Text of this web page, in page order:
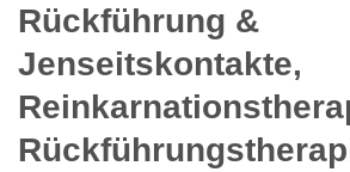
Rückführung &
Jenseitskontakte,